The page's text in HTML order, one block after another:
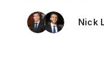
Nick